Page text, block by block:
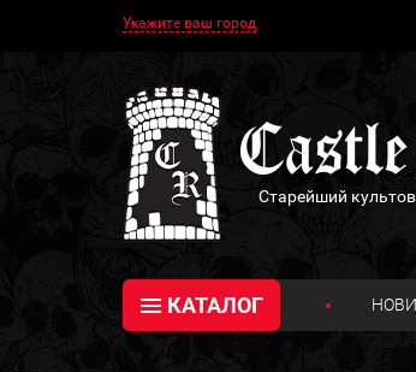
Укажите ваш город
Старейший
КАТАЛОГ